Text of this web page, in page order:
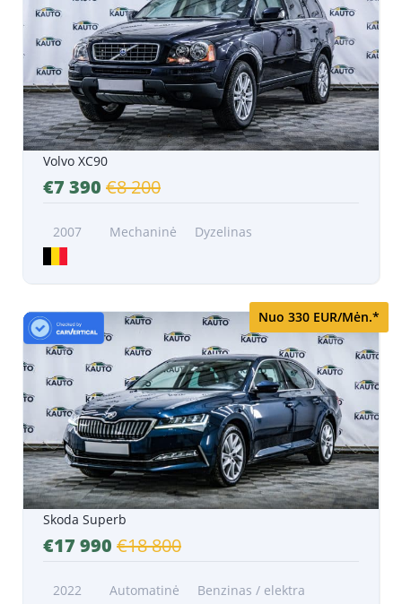
Volvo XC90
€7 390 €8 200
2007 Mechaninė Dyzelinas
Nuo 330 EUR/Mėn.*
Skoda Superb
€17 990 €18 800
2022 Automatinė Benzinas / elektra